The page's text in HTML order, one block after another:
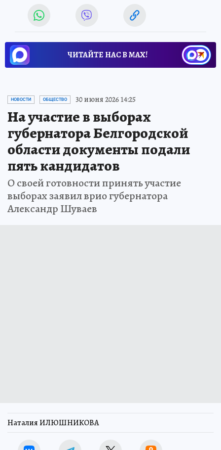
ЧИТАЙТЕ НАС В МАХ!
НОВОСТИ ОБЩЕСТВО 30 июня 2026 14:25
На участие в выборах
губернатора Белгородской
области документы подали
пять кандидатов
О своей готовности принять участие
выборах заявил врио губернатора
Александр Шуваев
Наталия ИЛЮШНИКОВА